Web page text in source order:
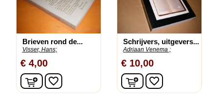
Brieven rond de...
Visser, Hans;
€ 4,00
In winkelwagen
favorite_border
Schrijvers, uitgevers...
Adriaan Venema ;
€ 10,00
In winkelwagen
favorite_border